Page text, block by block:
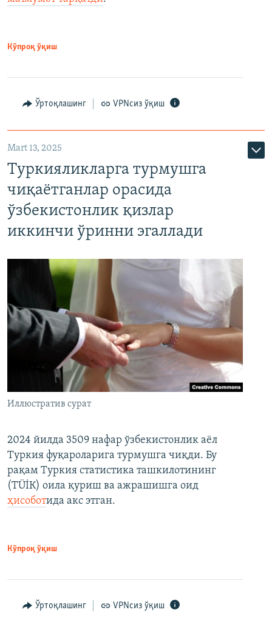
Кўпроқ ўқиш
Ўртоқлашинг VPNсиз ўқиш
Mart 13, 2025
Туркияликларга турмушга
чиқаётганлар орасида
ўзбекистонлик қизлар
иккинчи ўринни эгаллади
Иллюстратив сурат
2024 йилда 3509 нафар ўзбекистонлик аёл
Туркия фуқароларига турмушга чиқди. Бу
рақам Туркия статистика ташкилотининг
(ТÜİК) оила қуриш ва ажрашишга оид
ҳисоботида акс этган.
Кўпроқ ўқиш
Ўртоқлашинг VPNсиз ўқиш